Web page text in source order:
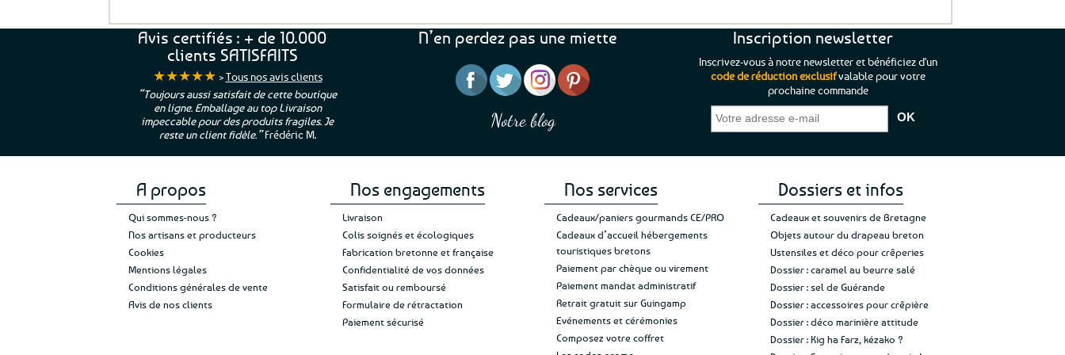
est :
est :
13,49€.
Avis certifiés : + de 10.000
clients SATISFAITS
★★★★★ >Tous nos avis clients
“Toujours aussi satisfait de cette boutique
en ligne. Emballage au top Livraison
impeccable pour des produits fragiles. Je
reste un client fidèle.”Frédéric M.
“Une boutique que je recommande pour
leur sérieux, des bons et beaux produits
et une équipe à l’écoute :-)”Patricia M.
“J’ai mis 5 étoiles parce que je pouvais pas
en mettre 6 ;)
Je suis plus que satisfaite de mon achat et
de ma livraison. Ne changez rien”Jade C.
“C’est agréable et tout aussi rassurant
de constater qu’il n’y a pas de petite
commande, mais un client à satisfaire.”
N’en perdez pas une miette
Notre blog
Inscription newsletter
Inscrivez-vous à notre newsletter et bénéficiez d'un
code de réduction exclusifvalable pour votre
prochaine commande
A propos
Qui sommes-nous ?
Nos artisans et producteurs
Cookies
Mentions légales
Conditions générales de vente
Avis de nos clients
Nos engagements
Livraison
Colis soignés et écologiques
Fabrication bretonne et française
Confidentialité de vos données
Satisfait ou remboursé
Formulaire de rétractation
Paiement sécurisé
Nos services
Cadeaux/paniers gourmands CE/PRO
Cadeaux d’accueil hébergements
touristiques bretons
Paiement par chèque ou virement
Paiement mandat administratif
Retrait gratuit sur Guingamp
Evénements et cérémonies
Composez votre coffret
Dossiers et infos
Cadeaux et souvenirs de Bretagne
Objets autour du drapeau breton
Ustensiles et déco pour crêperies
Dossier : caramel au beurre salé
Dossier : sel de Guérande
Dossier : accessoires pour crêpière
Dossier : déco marinière attitude
Dossier : Kig ha Farz, kézako ?